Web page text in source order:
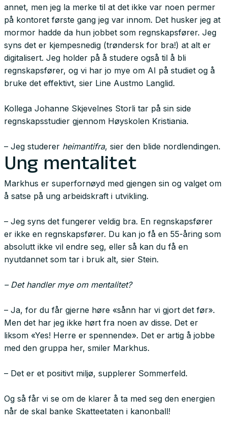
annet, men jeg la merke til at det ikke var noen permer
på kontoret første gang jeg var innom. Det husker jeg at
mormor hadde da hun jobbet som regnskapsfører. Jeg
syns det er kjempesnedig (trøndersk for bra!) at alt er
digitalisert. Jeg holder på å studere også til å bli
regnskapsfører, og vi har jo mye om AI på studiet og å
bruke det effektivt, sier Line Austmo Langlid.
Kollega Johanne Skjevelnes Storli tar på sin side
regnskapsstudier gjennom Høyskolen Kristiania.
– Jeg studerer heimantifra, sier den blide nordlendingen.
Ung mentalitet
Markhus er superfornøyd med gjengen sin og valget om
å satse på ung arbeidskraft i utvikling.
– Jeg syns det fungerer veldig bra. En regnskapsfører
er ikke en regnskapsfører. Du kan jo få en 55-åring som
absolutt ikke vil endre seg, eller så kan du få en
nyutdannet som tar i bruk alt, sier Stein.
– Det handler mye om mentalitet?
– Ja, for du får gjerne høre «sånn har vi gjort det før».
Men det har jeg ikke hørt fra noen av disse. Det er
liksom «Yes! Herre er spennende». Det er artig å jobbe
med den gruppa her, smiler Markhus.
– Det er et positivt miljø, supplerer Sommerfeld.
Og så får vi se om de klarer å ta med seg den energien
når de skal banke Skatteetaten i kanonball!